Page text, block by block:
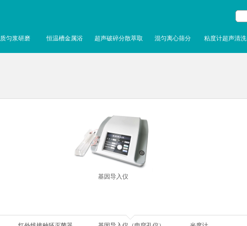
匀浆研磨 恒温槽金属浴 超声破碎分散萃取 混匀离心筛分 粘度计超声清洗
基因导入仪